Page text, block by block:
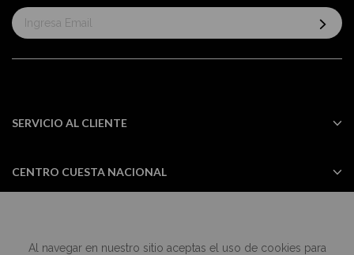
Al navegar en nuestro sitio aceptas el uso de cookies para
Suscríbase
al
informativo:
SERVICIO AL CLIENTE
CENTRO CUESTA NACIONAL